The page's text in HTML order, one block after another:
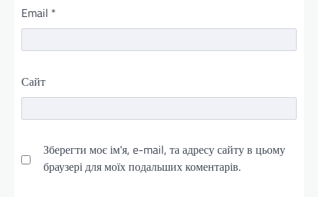
Email *
Сайт
Зберегти моє ім'я, e-mail, та адресу сайту в цьому
браузері для моїх подальших коментарів.